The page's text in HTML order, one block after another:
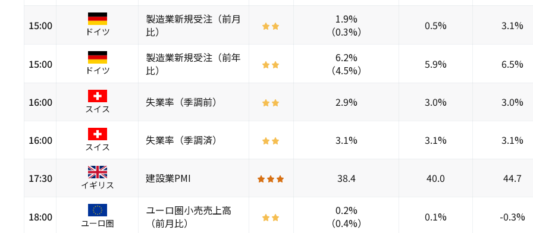
15:00 ドイツ
製造業新規受注（前月
比）
1.9%
（0.3%）
0.5% 3.1%
15:00 ドイツ
製造業新規受注（前年
比）
6.2%
（4.5%）
5.9% 6.5%
16:00 スイス 失業率（季調前） 2.9% 3.0% 3.0%
16:00 スイス 失業率（季調済） 3.1% 3.1% 3.1%
17:30 イギリス 建設業PMI 38.4 40.0 44.7
18:00 ユーロ圏
ユーロ圏小売売上高
（前月比）
0.2%
（0.4%）
0.1% -0.3%